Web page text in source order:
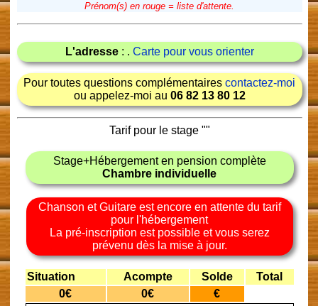
Prénom(s) en rouge = liste d'attente.
L'adresse: . Carte pour vous orienter
Pour toutes questions complémentairescontactez-moi
ou appelez-moi au 06 82 13 80 12
Tarif pour le stage ""
Stage+Hébergement en pension complète
Chambre individuelle
Chanson et Guitare est encore en attente du tarif
pour l'hébergement
La pré-inscription est possible et vous serez
prévenu dès la mise à jour.
Situation Acompte Solde
Total
0€
0€ €